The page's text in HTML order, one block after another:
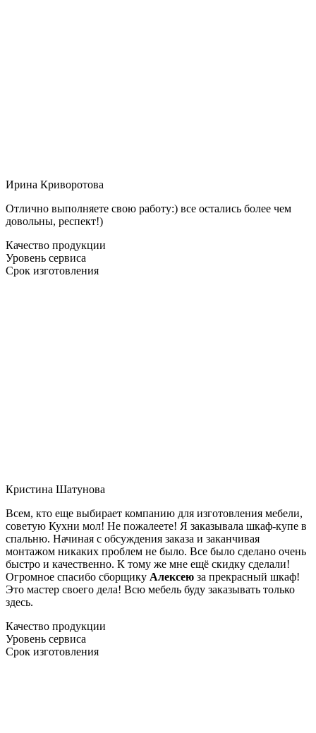
Ирина Криворотова
Отлично выполняете свою работу:) все остались более чем
довольны, респект!)
Качество продукции
Уровень сервиса
Срок изготовления
Кристина Шатунова
Всем, кто еще выбирает компанию для изготовления мебели,
советую Кухни мол! Не пожалеете! Я заказывала шкаф-купе в
спальню. Начиная с обсуждения заказа и заканчивая
монтажом никаких проблем не было. Все было сделано очень
быстро и качественно. К тому же мне ещё скидку сделали!
Огромное спасибо сборщику Алексею за прекрасный шкаф!
Это мастер своего дела! Всю мебель буду заказывать только
здесь.
Качество продукции
Уровень сервиса
Срок изготовления